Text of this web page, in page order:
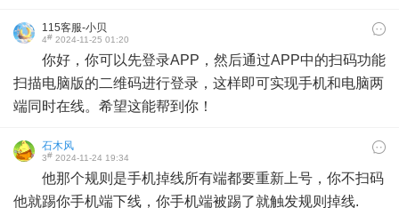
115客服-小贝
4# 2024-11-25 01:20
你好，你可以先登录APP，然后通过APP中的扫码功能
扫描电脑版的二维码进行登录，这样即可实现手机和电脑两
端同时在线。希望这能帮到你！
石木风
3# 2024-11-24 19:34
他那个规则是手机掉线所有端都要重新上号，你不扫码
他就踢你手机端下线，你手机端被踢了就触发规则掉线.